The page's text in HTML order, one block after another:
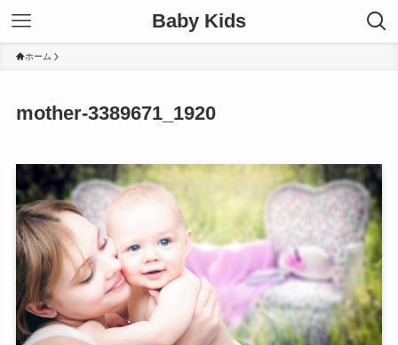
Baby Kids
ホーム
mother-3389671_1920